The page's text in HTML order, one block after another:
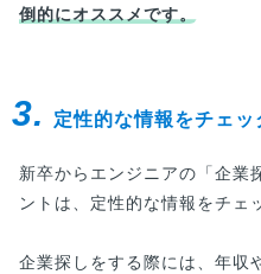
倒的にオススメです。
3. 定性的な情報をチェッ
新卒からエンジニアの「企業
ントは、定性的な情報をチェ
企業探しをする際には、年収